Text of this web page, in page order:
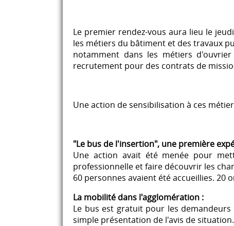
Le premier rendez-vous aura lieu le
les métiers du bâtiment et des travaux
notamment dans les métiers
recrutement pour des contrats de
Une action de sensibilisation à ces
"Le bus de l'insertion", une première
Une action avait été menée pour
professionnelle et faire découvrir les
60 personnes avaient été accueillies. 20
La mobilité dans l'agglomération :
Le bus est gratuit pour les
simple présentation de l'avis de